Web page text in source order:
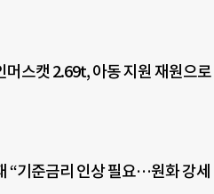
머스캣 2.69t, 아동 지원 재원으
“기준금리 인상 필요…원화 강세